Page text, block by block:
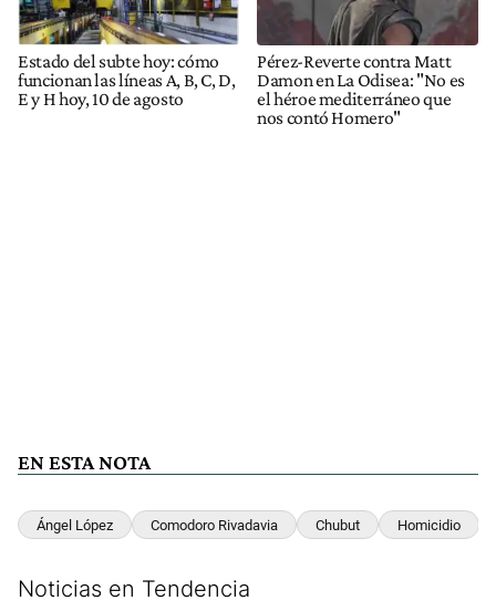
Estado del subte hoy: cómo
funcionan las líneas A, B, C, D,
E y H hoy, 10 de agosto
Pérez-Reverte contra Matt
Damon en La Odisea: "No es
el héroe mediterráneo que
nos contó Homero"
EN ESTA NOTA
Ángel López Comodoro Rivadavia Chubut Homicidio
Noticias en Tendencia